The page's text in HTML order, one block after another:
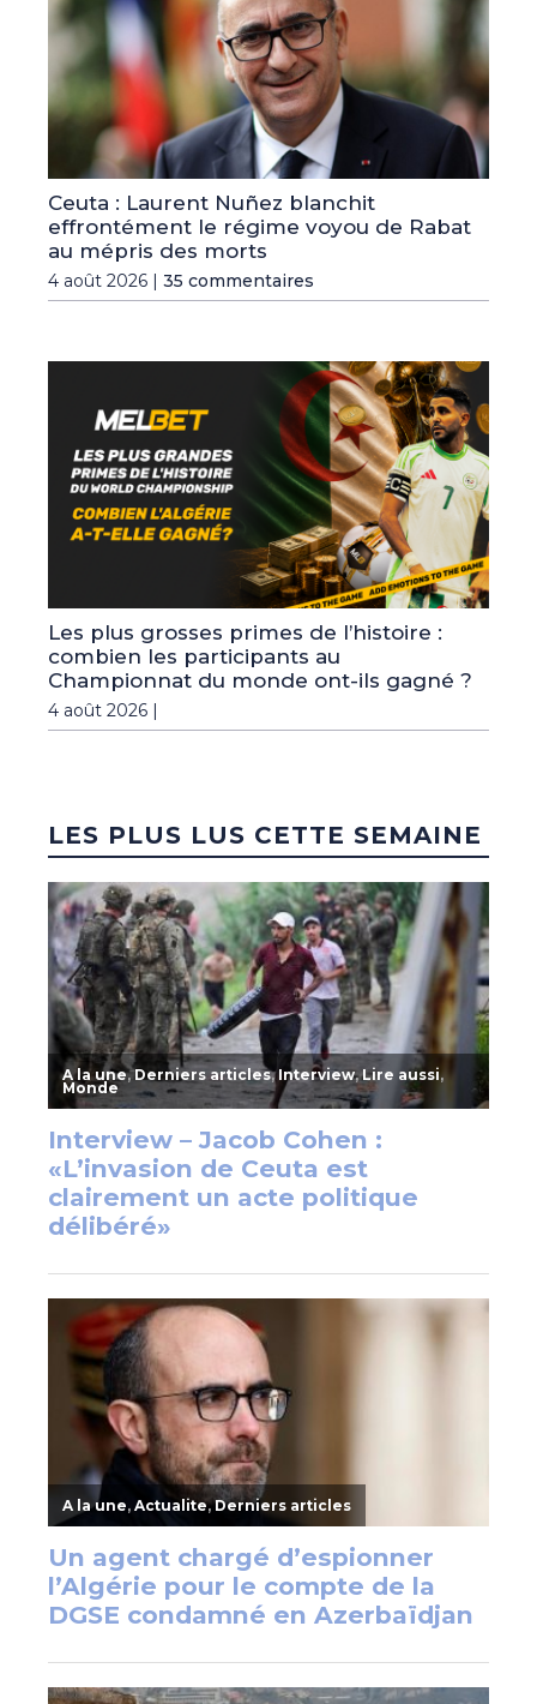
Ceuta : Laurent Nuñez blanchit
effrontément le régime voyou de Rabat
au mépris des morts
4 août 2026 | 35 commentaires
Les plus grosses primes de l’histoire :
combien les participants au
Championnat du monde ont-ils gagné ?
4 août 2026 |
LES PLUS LUS CETTE SEMAINE